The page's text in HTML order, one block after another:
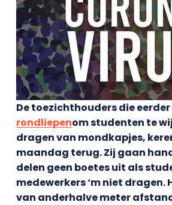
De toezichthouders die
rondliepenom studenten te
dragen van mondkapjes,
maandag terug. Zij gaan
delen geen boetes uit als
medewerkers ‘m niet dragen.
van anderhalve meter